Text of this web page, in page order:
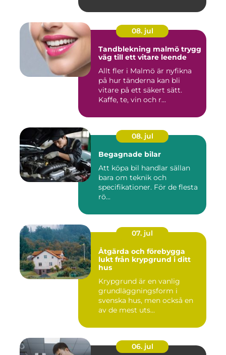
08. jul
Tandblekning malmö trygg
väg till ett vitare leende
Allt fler i Malmö är nyfikna
på hur tänderna kan bli
vitare på ett säkert sätt.
Kaffe, te, vin och r...
08. jul
Begagnade bilar
Att köpa bil handlar sällan
bara om teknik och
specifikationer. För de flesta
rö...
07. jul
Åtgärda och förebygga
lukt från krypgrund i ditt
hus
Krypgrund är en vanlig
grundläggningsform i
svenska hus, men också en
av de mest uts...
06. jul